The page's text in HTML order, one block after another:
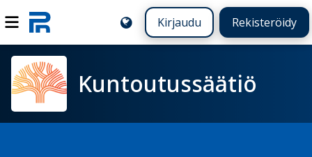
Kirjaudu Rekisteröidy
Kuntoutussäätiö